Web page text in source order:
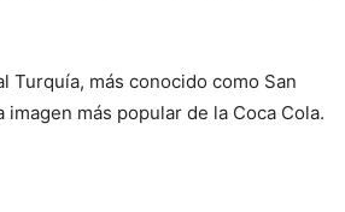
Turquía, más conocido como San
más popular de la Coca Cola.